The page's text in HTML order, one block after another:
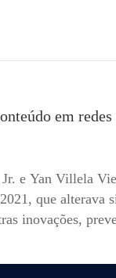
em
e Yan Villela
que
inovações,